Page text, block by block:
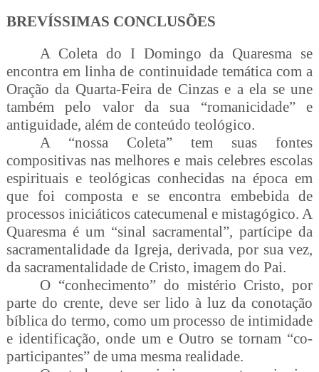
BREVÍSSIMAS CONCLUSÕES
A Coleta do I Domingo da Quaresma se
encontra em linha de continuidade temática com a
Oração da Quarta-Feira de Cinzas e a ela se une
também pelo valor da sua “romanicidade” e
antiguidade, além de conteúdo teológico.
A “nossa Coleta” tem suas fontes
compositivas nas melhores e mais celebres escolas
espirituais e teológicas conhecidas na época em
que foi composta e se encontra embebida de
processos iniciáticos catecumenal e mistagógico. A
Quaresma é um “sinal sacramental”, partícipe da
sacramentalidade da Igreja, derivada, por sua vez,
da sacramentalidade de Cristo, imagem do Pai.
O “conhecimento” do mistério Cristo, por
parte do crente, deve ser lido à luz da conotação
bíblica do termo, como um processo de intimidade
e identificação, onde um e Outro se tornam “co-
participantes” de uma mesma realidade.